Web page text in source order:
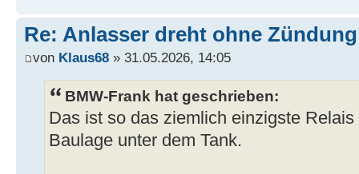
Re: Anlasser dreht ohne Zündung
von Klaus68 » 31.05.2026, 14:05
BMW-Frank hat geschrieben:
Das ist so das ziemlich einzigste
Baulage unter dem Tank.